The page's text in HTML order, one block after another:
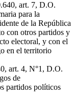
art. 7, D.O.
para la
de la República
con otros partidos y
electoral, y con el
en el territorio
art. 4, N°1, D.O.
de
partidos políticos